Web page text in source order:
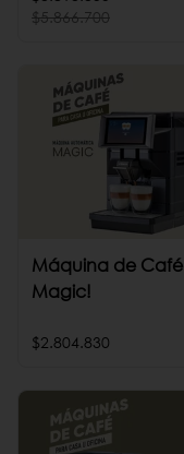
$5.866.700
Máquina de Café
Magic!
$2.804.830